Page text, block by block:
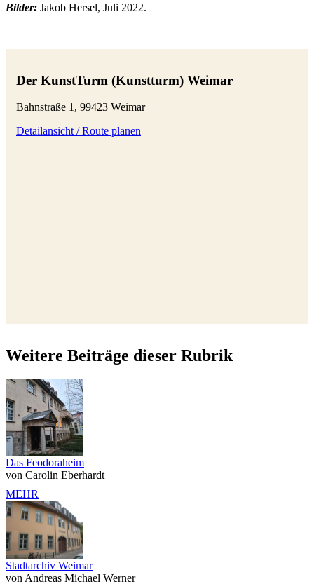
Bilder: Jakob Hersel, Juli 2022.
Der KunstTurm (Kunstturm) Weimar
Bahnstraße 1, 99423 Weimar
Detailansicht / Route planen
Weitere Beiträge dieser Rubrik
Das Feodoraheim
von Carolin Eberhardt
MEHR
Stadtarchiv Weimar
von Andreas Michael Werner